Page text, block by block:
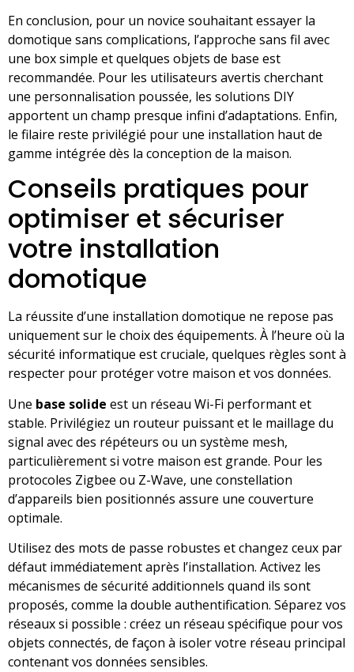
En conclusion, pour un novice souhaitant essayer la
domotique sans complications, l’approche sans fil avec
une box simple et quelques objets de base est
recommandée. Pour les utilisateurs avertis cherchant
une personnalisation poussée, les solutions DIY
apportent un champ presque infini d’adaptations. Enfin,
le filaire reste privilégié pour une installation haut de
gamme intégrée dès la conception de la maison.
Conseils pratiques pour
optimiser et sécuriser
votre installation
domotique
La réussite d’une installation domotique ne repose pas
uniquement sur le choix des équipements. À l’heure où la
sécurité informatique est cruciale, quelques règles sont à
respecter pour protéger votre maison et vos données.
Une base solide est un réseau Wi-Fi performant et
stable. Privilégiez un routeur puissant et le maillage du
signal avec des répéteurs ou un système mesh,
particulièrement si votre maison est grande. Pour les
protocoles Zigbee ou Z-Wave, une constellation
d’appareils bien positionnés assure une couverture
optimale.
Utilisez des mots de passe robustes et changez ceux par
défaut immédiatement après l’installation. Activez les
mécanismes de sécurité additionnels quand ils sont
proposés, comme la double authentification. Séparez vos
réseaux si possible : créez un réseau spécifique pour vos
objets connectés, de façon à isoler votre réseau principal
contenant vos données sensibles.